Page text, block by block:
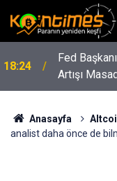
18:24
Fed
Artışı
Anasayfa
analist daha önce de